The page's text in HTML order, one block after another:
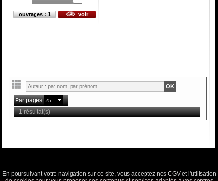
ouvrages : 1 voir
Par pages
1 résultat(s)
En poursuivant votre navigation sur ce site, vous acceptez nos CGV et l'utilisation